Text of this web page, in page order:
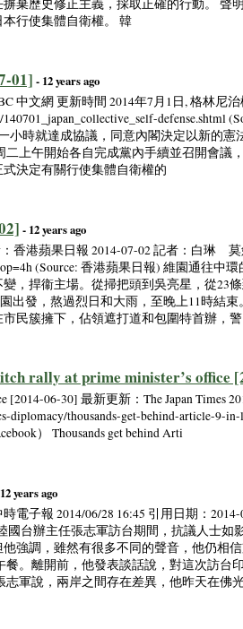
棄歷史修正主義，採取正確的行動。 聲
行使集體自衛權。 韓
01] - 12 years ago
中文網 更新時間 2014年7月1日, 格林尼
defense.shtml
小時就達成協議，同意內閣決定以新的
上午開始各自完成黨內手續並召開會議
決定有關行使集體自衛權的
- 12 years ago
港蘋果日報 2014-07-02 記者：白琳 莫
(Source: 香港蘋果日報) 維園通往
，捍衞主場。從掃把頭到吳亮星，從23
出發，熬過烈日和大雨，至晚上11時結
民簇擁下，佔領遮打道和包圍特首辦，警
rally at prime minister’s office
[2014-06-30] 最新更新：The Japan Times
diplomacy/thousands-get-behind-article-9-
） Thousands get behind Arti
years ago
子報 2014/06/28 16:45 引用日期：2014-
陸國台辦主任張志軍訪台期間，抗議人士
強調，雖然有很多不同的聲音，他仍相
。離開前，他發表談話說，對這次訪台
軍說，兩岸之間存在差異，他昨天在佛